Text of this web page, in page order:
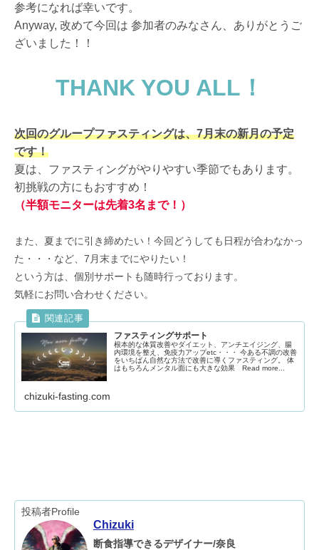
参考になれば幸いです。
Anyway, 改めて今回は 参加者のみなさん、ありがとうご
ざいました！！
THANK YOU ALL！
次回のグループファスティングは、7月末の新月の予定
です！
夏は、ファスティングがやりやすい季節でもあります。
初挑戦の方にもおすすめ！
（半額モニターは先着3名まで！）
また、夏までに引き締めたい！今回どうしても日程が合わなかっ
た・・・など、7月末までにやりたい！
という方は、個別サポートも随時行っております。
気軽にお問い合わせください。
ファスティングサポート
根本的な体質改善やダイエット、アンチエイジング、腸
内環境を整え、免疫力アップetc・・・ 今ある不調の改善
をいちばん自然な方法で改善に導くファスティング。 体
はもちろんメンタル面にも大きな効果 Read more...
chizuki-fasting.com
投稿者Profile
Chizuki
断食指導できるデザイナー/奈良